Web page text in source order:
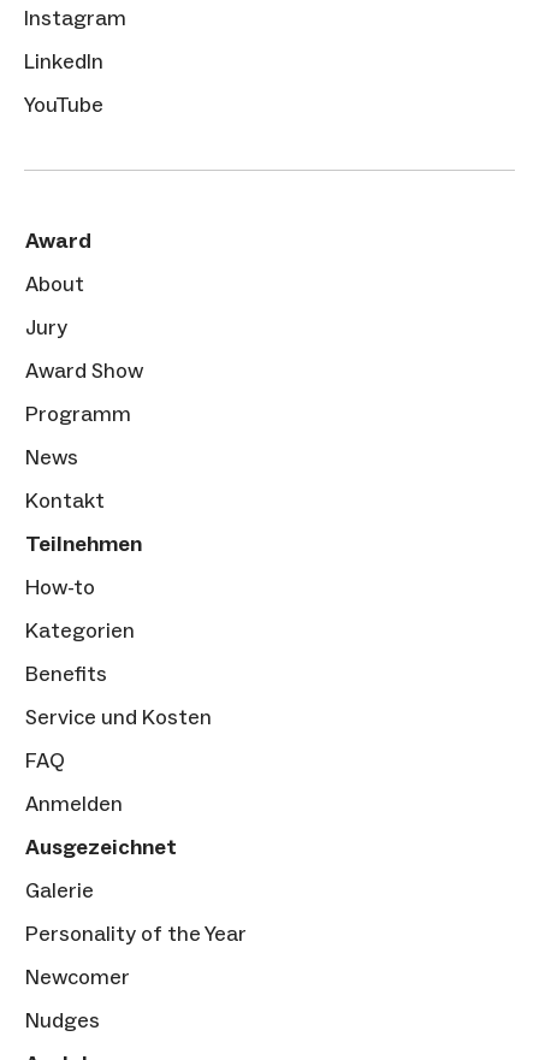
Instagram
LinkedIn
YouTube
Award
About
Jury
Award Show
Programm
News
Kontakt
Teilnehmen
How-to
Kategorien
Benefits
Service und Kosten
FAQ
Anmelden
Ausgezeichnet
Galerie
Personality of the Year
Newcomer
Nudges